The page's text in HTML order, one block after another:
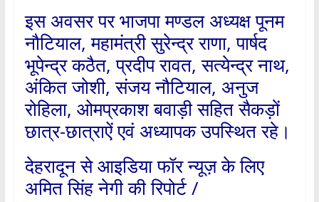
इस अवसर पर भाजपा मण्डल अध्यक्ष पूनम
नौटियाल, महामंत्री सुरेन्द्र राणा, पार्षद
भूपेन्द्र कठैत, प्रदीप रावत, सत्येन्द्र नाथ,
अंकित जोशी, संजय नौटियाल, अनुज
रोहिला, ओमप्रकाश बवाड़ी सहित सैकड़ों
छात्र-छात्राऐं एवं अध्यापक उपस्थित रहे।
देहरादून से आइडिया फॉर न्यूज़ के लिए
अमित सिंह नेगी की रिपोर्ट /